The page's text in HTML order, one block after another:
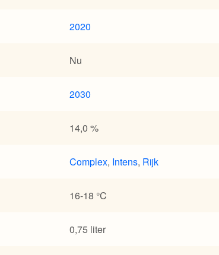
2020
Nu
2030
14,0 %
Complex, Intens, Rijk
16-18 °C
0,75 liter